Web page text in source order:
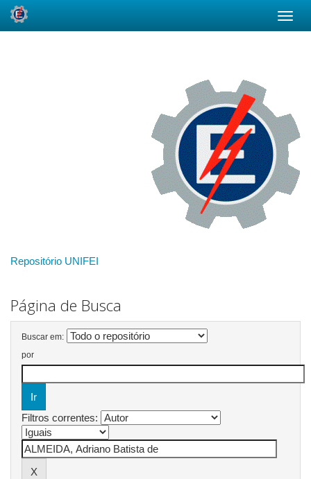
Repositório UNIFEI
Página de Busca
Buscar em:
por
Filtros correntes: